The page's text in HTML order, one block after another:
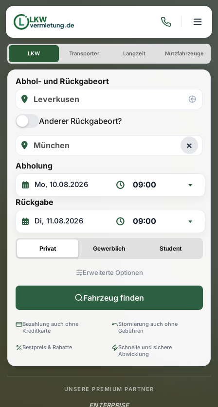
LKW mieten: Einwegmiete
LKW Transporter Langzeit Nutzfahrzeuge
Abhol- und Rückgabeort
Anderer Rückgabeort?
×
Abholung
09:00
Rückgabe
09:00
Privat Gewerblich Student
Erweiterte Optionen
Fahrzeug finden
Bezahlung auch ohne
Kreditkarte
Stornierung auch ohne
Gebühren
Bestpreis & Rabatte
Schnelle und sichere
Abwicklung
UNSERE PREMIUM PARTNER
ENTERPRISE